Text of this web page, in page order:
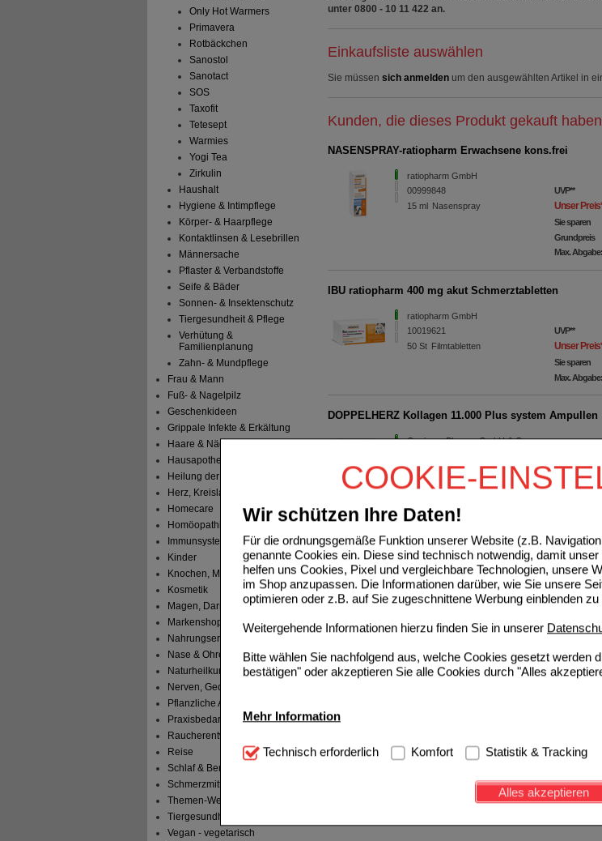
COOKIE-
Wir schützen Ihre Daten!
Für die ordnungsgemäße Funktion unserer Website (z.B.
genannte Cookies ein. Diese sind technisch notwendig, damit
helfen uns Cookies, Pixel und vergleichbare Technologien, unsere
im Shop anzupassen. Die Informationen darüber, wie Sie unsere
optimieren oder z.B. auf Sie zugeschnittene Werbung einblenden zu
Weitergehende Informationen hierzu finden Sie in unserer
Bitte wählen Sie nachfolgend aus, welche Cookies gesetzt werden
bestätigen" oder akzeptieren Sie alle Cookies durch "Alles
Mehr Information
Technisch Notwendig: Hierbei handelt es sich um Cookies, die für
notwendig sind (z.B. Navigation, Warenkorb, Kundenkonto),
Diese Cookies werden genutzt um das Einkaufserlebnis
beispielsweise für die Wiedererkennung des Besuchers oder
Inhalte anzuzeigen und unser Partnerprogramm zu betreiben.
Technisch erforderlich Komfort Statistik & Tracking
Alles akzeptieren
Only Hot Warmers
Primavera
Rotbäckchen
Sanostol
Sanotact
SOS
Taxofit
Tetesept
Warmies
Yogi Tea
Zirkulin
Haushalt
Hygiene & Intimpflege
Körper- & Haarpflege
Kontaktlinsen & Lesebrillen
Männersache
Pflaster & Verbandstoffe
Seife & Bäder
Sonnen- & Insektenschutz
Tiergesundheit & Pflege
Verhütung &
Familienplanung
Zahn- & Mundpflege
Frau & Mann
Fuß- & Nagelpilz
Geschenkideen
Grippale Infekte & Erkältung
Haare & Nägel
Hausapotheke
Heilung der Haut
Herz, Kreislauf & Blut
Homecare
Homöopathische Mittel
Immunsystem
Kinder
Knochen, Muskeln & Gelenke
Kosmetik
Magen, Darm & Leber
Markenshops
Nahrungsergänzung
Nase & Ohren
Naturheilkunde
Nerven, Gedächtnis & Gemüt
Pflanzliche Arzneimittel
Praxisbedarf
Raucherentwöhnung
Reise
Schlaf & Beruhigung
Schmerzmittel
Themen-Welten
Tiergesundheit & Tierbedarf
Vegan - vegetarisch
unter 0800 - 10 11 422 an.
Einkaufsliste auswählen
Sie müssen sich anmelden um den ausgewählten Artikel in
Kunden, die dieses Produkt gekauft
NASENSPRAY-ratiopharm Erwachsene kons.frei
ratiopharm GmbH
00999848
15 ml Nasenspray
UVP**
Unser Preis
Sie sparen
Grundpreis
Max. Abgabe:
IBU ratiopharm 400 mg akut Schmerztabletten
ratiopharm GmbH
10019621
50St Filmtabletten
UVP**
Unser Preis
Sie sparen
Max. Abgabe:
DOPPELHERZ Kollagen 11.000 Plus system Ampullen
Queisser Pharma GmbH & Co.
07625039
30X25
Ampullen
Unser Preis
Sie sparen